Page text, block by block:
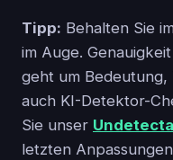
Tipp: Behalten Sie
im Auge.
geht um Bedeutung,
auch KI-Detektor-
Sie unser
letzten